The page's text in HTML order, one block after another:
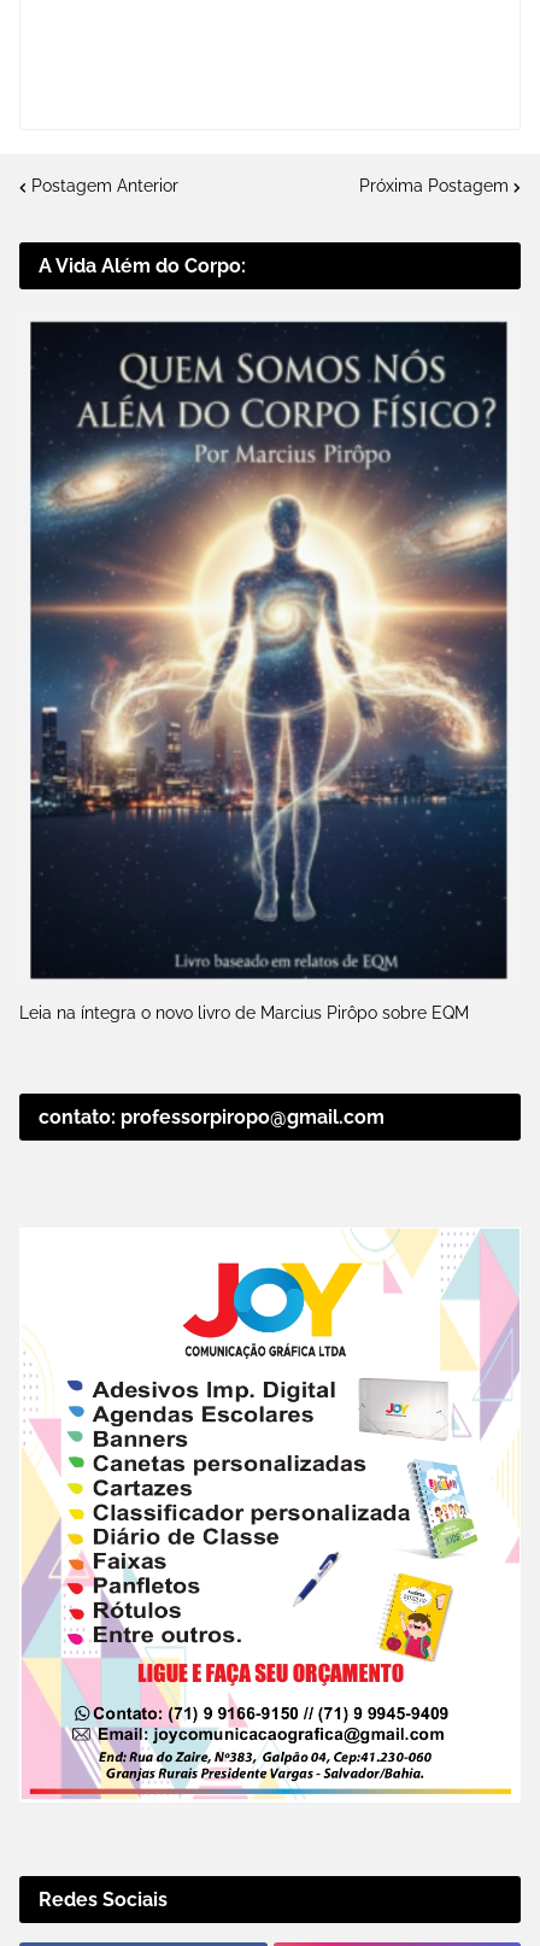
Postagem Anterior Próxima Postagem
A Vida Além do Corpo:
Leia na íntegra o novo livro de Marcius Pirôpo sobre EQM
contato: professorpiropo@gmail.com
Redes Sociais